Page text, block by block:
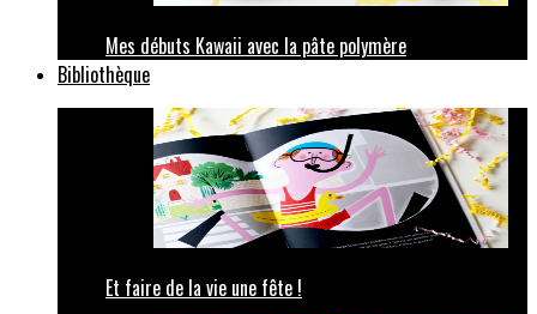
Mes débuts Kawaii avec la pâte polymère
Bibliothèque
Et faire de la vie une fête !